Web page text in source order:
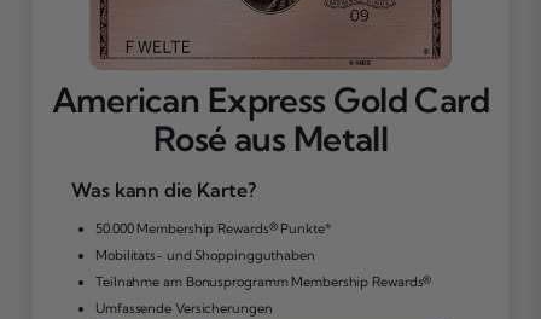
American Express Gold Card
Rosé aus Metall
Was kann die Karte?
50.000 Membership Rewards® Punkte*
Mobilitäts- und Shoppingguthaben
Teilnahme am Bonusprogramm Membership Rewards®
Umfassende Versicherungen